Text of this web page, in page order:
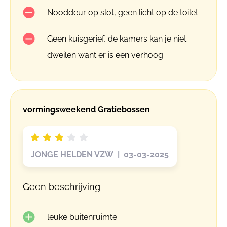
Nooddeur op slot, geen licht op de toilet
Geen kuisgerief, de kamers kan je niet
dweilen want er is een verhoog.
vormingsweekend Gratiebossen
JONGE HELDEN VZW | 03-03-2025
Geen beschrijving
leuke buitenruimte